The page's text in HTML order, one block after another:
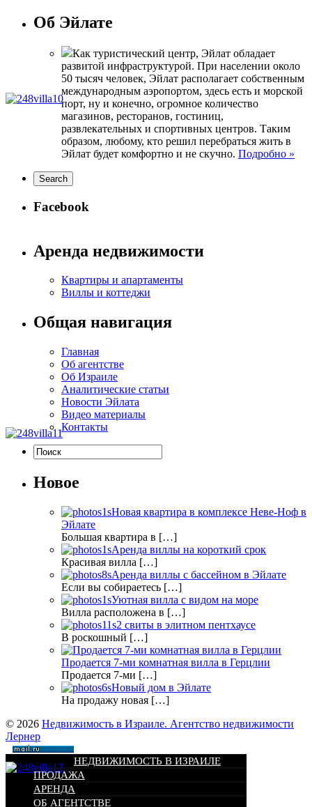
Об Эйлате
Как туристический центр, Эйлат обладает
развитой инфраструктурой. При населении около
50 тысяч человек, Эйлат располагает собственным
международным аэропортом, здесь есть и морской
порт, ну и конечно, огромное количество
магазинов, ресторанов, гостиниц,
развлекательных и спортивных центров. Таким
образом, любому, кто решил перебраться жить в
Эйлат будет комфортно и не скучно. Подробно »
Facebook
Аренда недвижимости
Квартиры и апартаменты
Виллы и коттеджи
Общая навигация
Главная
Об агентстве
Об Израиле
Аналитические статьи
Новости Эйлата
Видео материалы
Контакты
Новое
Новая квартира в комплексе Неве-Ноф в
Эйлате
Большая квартира в […]
Аренда виллы на короткий срок
Красивая вилла […]
Аренда виллы с бассейном в Эйлате
Если вы собираетесь […]
Уютная вилла с видом на море
Вилла расположена в […]
2 свиты в элитном пентхаусе
В роскошный […]
Продается 7-ми комнатная вилла в Герцлии
Продается 7-ми […]
Новый дом в Эйлате
На продажу новая […]
© 2026 Недвижимость в Израиле. Агентство недвижимости
Лернер
НЕДВИЖИМОСТЬ В ИЗРАИЛЕ
ПРОДАЖА
АРЕНДА
ОБ АГЕНТСТВЕ